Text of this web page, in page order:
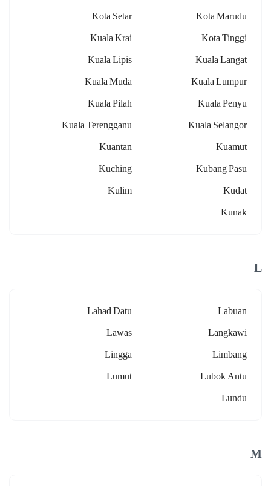
Kota Marudu
Kota Setar
Kota Tinggi
Kuala Krai
Kuala Langat
Kuala Lipis
Kuala Lumpur
Kuala Muda
Kuala Penyu
Kuala Pilah
Kuala Selangor
Kuala Terengganu
Kuamut
Kuantan
Kubang Pasu
Kuching
Kudat
Kulim
Kunak
L
Labuan
Lahad Datu
Langkawi
Lawas
Limbang
Lingga
Lubok Antu
Lumut
Lundu
M